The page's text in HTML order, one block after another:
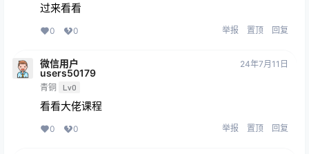
过来看看
0 0 举报 置顶 回复
微信用户
users50179
青铜 Lv0
24年7月11日
看看大佬课程
0 0 举报 置顶 回复